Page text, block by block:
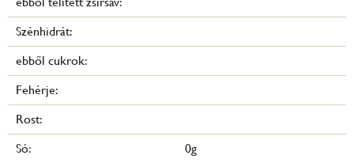
Szénhidrát:
ebből cukrok:
Fehérje:
Rost:
Só:
0g